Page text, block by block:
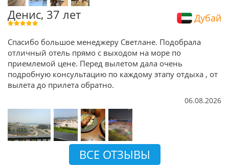
Денис, 37 лет Дубай
Спасибо большое менеджеру Светлане. Подобрала
отличный отель прямо с выходом на море по
приемлемой цене. Перед вылетом дала очень
подробную консультацию по каждому этапу отдыха , от
вылета до прилета обратно.
06.08.2026
ВСЕ ОТЗЫВЫ